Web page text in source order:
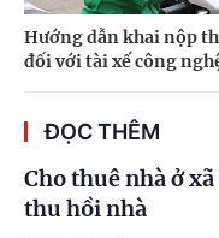
Hướng dẫn khai nộp
đối với tài xế công
ĐỌC THÊM
Cho thuê nhà ở
thu hồi nhà